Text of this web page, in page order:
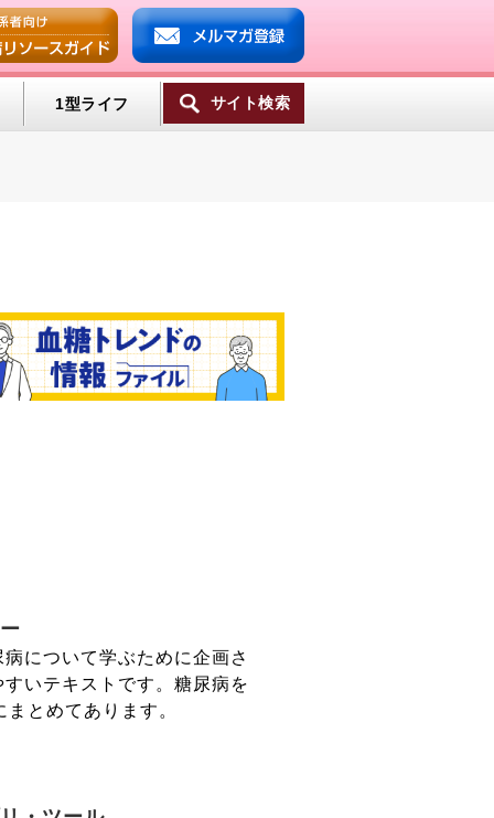
へ
1型ライフ サイト検索
について学ぶために企画さ
いテキストです。糖尿病を
とめてあります。